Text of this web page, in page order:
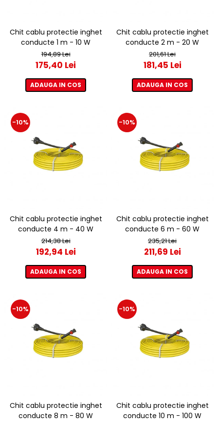
Chit cablu protectie inghet
conducte 1 m - 10 W
194,89 Lei
175,40 Lei
ADAUGA IN COS
Chit cablu protectie inghet
conducte 2 m - 20 W
201,61 Lei
181,45 Lei
ADAUGA IN COS
-10%
Chit cablu protectie inghet
conducte 4 m - 40 W
214,38 Lei
192,94 Lei
ADAUGA IN COS
-10%
Chit cablu protectie inghet
conducte 6 m - 60 W
235,21 Lei
211,69 Lei
ADAUGA IN COS
-10%
Chit cablu protectie inghet
conducte 8 m - 80 W
-10%
Chit cablu protectie inghet
conducte 10 m - 100 W